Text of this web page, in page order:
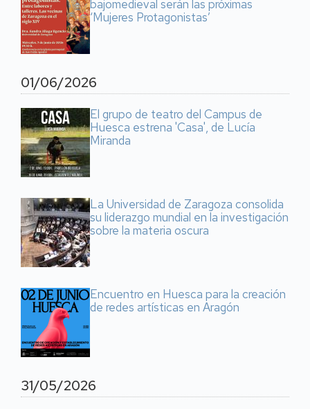
bajomedieval serán las próximas
‘Mujeres Protagonistas’
01/06/2026
El grupo de teatro del Campus de
Huesca estrena 'Casa', de Lucía
Miranda
La Universidad de Zaragoza consolida
su liderazgo mundial en la investigación
sobre la materia oscura
Encuentro en Huesca para la creación
de redes artísticas en Aragón
31/05/2026